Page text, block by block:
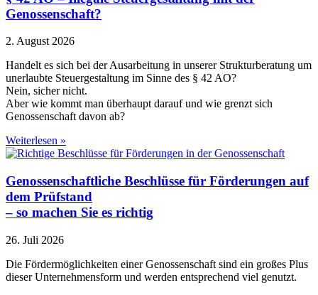
Genossenschaft?
2. August 2026
Handelt es sich bei der Ausarbeitung in unserer Strukturberatung um
unerlaubte Steuergestaltung im Sinne des § 42 AO?
Nein, sicher nicht.
Aber wie kommt man überhaupt darauf und wie grenzt sich
Genossenschaft davon ab?
Weiterlesen »
Genossenschaftliche Beschlüsse für Förderungen auf
dem Prüfstand
– so machen Sie es richtig
26. Juli 2026
Die Fördermöglichkeiten einer Genossenschaft sind ein großes Plus
dieser Unternehmensform und werden entsprechend viel genutzt.